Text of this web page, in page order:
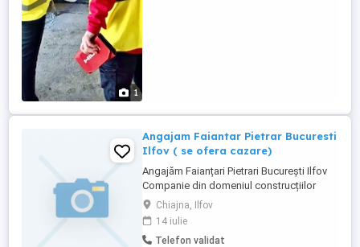
1
Angajam Faiantar Pietrar Bucuresti
Ilfov ( se ofera cazare)
Angajăm Faianțari Pietrari București Ilfov
Companie din domeniul construcțiilor
angajează 2 faianțari pietrari pentru lucrări
în București și Ilfov. Cerințe: Experiență în
montaj faianță, gresie și sau piatră
naturală; Seriozitate, responsabilitate și
Chiajna, Ilfov
14 iulie
Telefon validat